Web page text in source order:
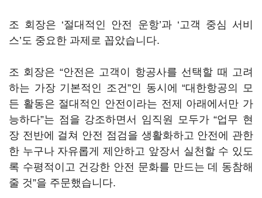
조 회장은 ‘절대적인 안전 운항’과 ‘고객 중심 서비
스’도 중요한 과제로 꼽았습니다.
조 회장은 “안전은 고객이 항공사를 선택할 때 고려
하는 가장 기본적인 조건”인 동시에 “대한항공의 모
든 활동은 절대적인 안전이라는 전제 아래에서만 가
능하다”는 점을 강조하면서 임직원 모두가 “업무 현
장 전반에 걸쳐 안전 점검을 생활화하고 안전에 관한
한 누구나 자유롭게 제안하고 앞장서 실천할 수 있도
록 수평적이고 건강한 안전 문화를 만드는 데 동참해
줄 것”을 주문했습니다.